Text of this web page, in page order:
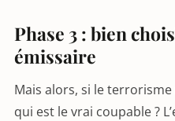
Phase 3 : bien
émissaire
Mais alors, si le terrorisme
qui est le vrai coupable ?